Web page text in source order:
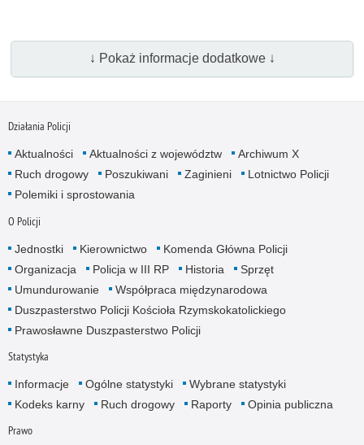
↓ Pokaż informacje dodatkowe ↓
Działania Policji
Aktualności Aktualności z województw
Archiwum X
Ruch drogowy
Poszukiwani Zaginieni
Lotnictwo Policji
Polemiki i sprostowania
O Policji
Jednostki Kierownictwo
Komenda Główna Policji
Organizacja
Policja w III RP Historia
Sprzęt
Umundurowanie
Współpraca międzynarodowa
Duszpasterstwo Policji Kościoła Rzymskokatolickiego
Prawosławne Duszpasterstwo Policji
Statystyka
Informacje Ogólne statystyki
Wybrane statystyki
Kodeks karny
Ruch drogowy Raporty Opinia publiczna
Prawo